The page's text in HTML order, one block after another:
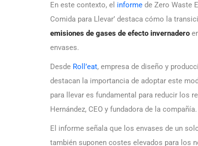
En este contexto, el informe de Zero Waste
Comida para Llevar’ destaca cómo la
emisiones de gases de efecto invernadero
envases.
Desde Roll’eat, empresa de diseño y
destacan la importancia de adoptar este
para llevar es fundamental para reducir los
Hernández, CEO y fundadora de la compañía.
El informe señala que los envases de un
también suponen costes elevados para los